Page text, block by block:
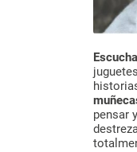
pensar